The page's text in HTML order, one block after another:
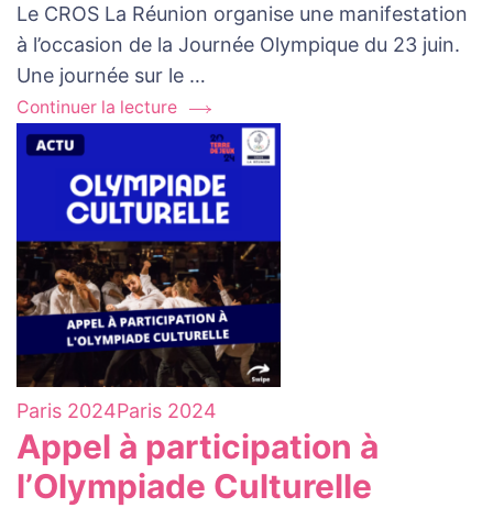
sujet
de
Olympique
juin
2022
Le CROS La Réunion organise une manifestation
à l’occasion de la Journée Olympique du 23 juin.
Une journée sur le …
Continuer la lecture
Paris 2024Paris 2024
Appel à participation à
l’Olympiade Culturelle